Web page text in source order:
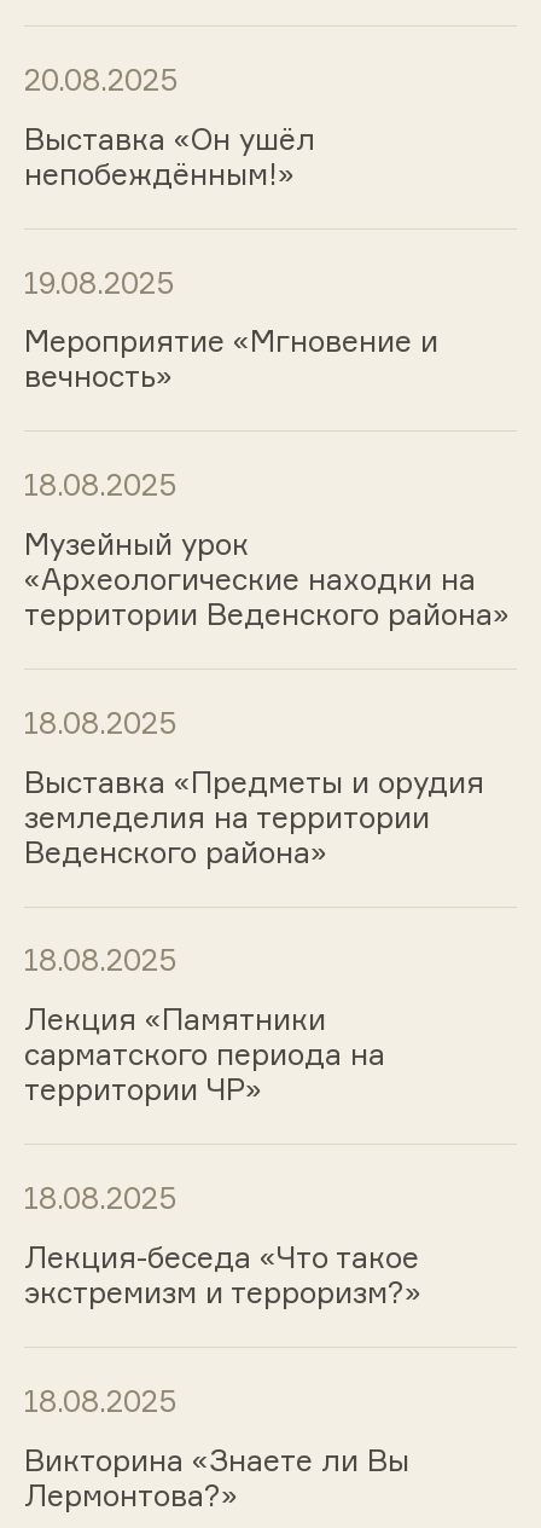
20.08.2025
Выставка «Он ушёл
непобеждённым!»
19.08.2025
Мероприятие «Мгновение и
вечность»
18.08.2025
Музейный урок
«Археологические находки на
территории Веденского района»
18.08.2025
Выставка «Предметы и орудия
земледелия на территории
Веденского района»
18.08.2025
Лекция «Памятники
сарматского периода на
территории ЧР»
18.08.2025
Лекция-беседа «Что такое
экстремизм и терроризм?»
18.08.2025
Викторина «Знаете ли Вы
Лермонтова?»